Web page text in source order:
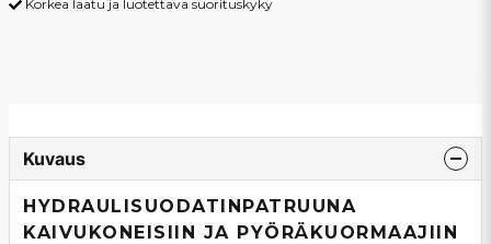
Korkea laatu ja luotettava suorituskyky
Kuvaus
HYDRAULISUODATINPATRUUNA
KAIVUKONEISIIN JA PYÖRÄKUORMAAJIIN